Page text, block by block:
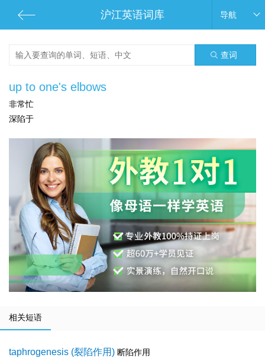
沪江英语词库 导航
查词
up to one's elbows
非常忙
深陷于
相关短语
taphrogenesis (裂陷作用) 断陷作用